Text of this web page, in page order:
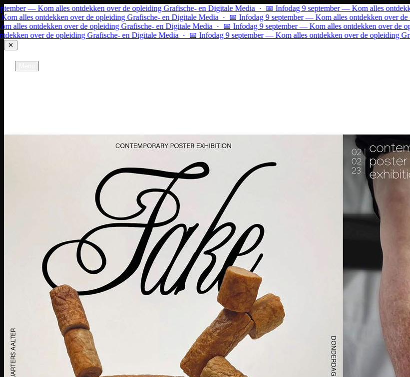
Ga naar inhoud
— Kom alles ontdekken over de opleiding Grafische- en Digitale Media · 📅 Infodag 9 september — Kom alles ontdekken
ontdekken over de opleiding Grafische- en Digitale Media · 📅 Infodag 9 september — Kom alles ontdekken over de
ontdekken over de opleiding Grafische- en Digitale Media · 📅 Infodag 9 september — Kom alles ontdekken over de
over de opleiding Grafische- en Digitale Media · 📅 Infodag 9 september — Kom alles ontdekken over de opleiding
✕